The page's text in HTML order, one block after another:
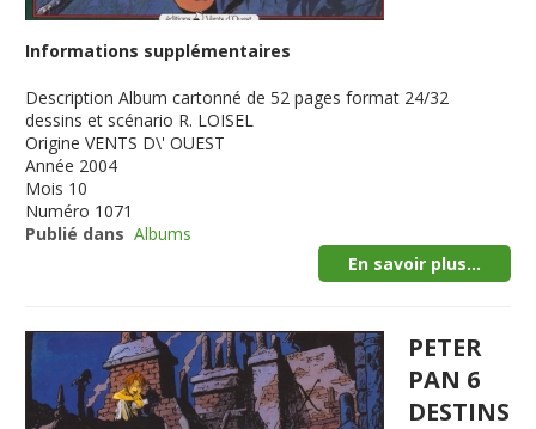
Informations supplémentaires
Description Album cartonné de 52 pages format 24/32
dessins et scénario R. LOISEL
Origine VENTS D\' OUEST
Année 2004
Mois 10
Numéro 1071
Publié dans Albums
En savoir plus...
PETER
PAN 6
DESTINS